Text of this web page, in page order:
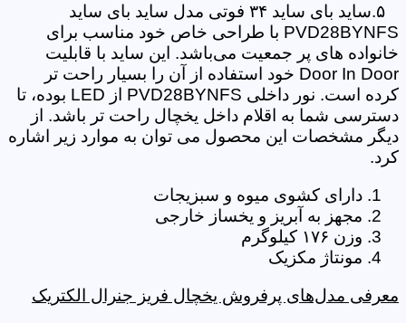
۵.ساید بای ساید ۳۴ فوتی مدل ساید بای ساید
PVD28BYNFS با طراحی خاص خود مناسب برای
خانواده های پر جمعیت می‌باشد. این ساید با قابلیت
Door In Door خود استفاده از آن را بسیار راحت تر
کرده است. نور داخلی PVD28BYNFS از LED بوده، تا
دسترسی شما به اقلام داخل یخچال راحت تر باشد. از
دیگر مشخصات این محصول می توان به موارد زیر اشاره
کرد.
دارای کشوی میوه و سبزیجات
مجهز به آبریز و یخساز خارجی
وزن ۱۷۶ کیلوگرم
مونتاژ مکزیک
معرفی مدل‌های پرفروش یخچال فریز جنرال الکتریک